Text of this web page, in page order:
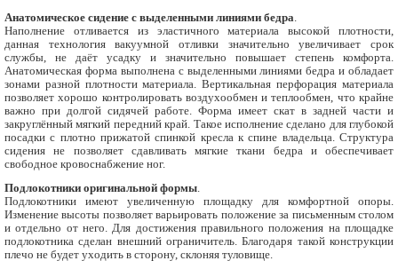
Анатомическое сидение с выделенными линиями бедра
Наполнение отливается из эластичного материала высокой плотности,
данная технология вакуумной отливки значительно увеличивает срок
службы, не даёт усадку и значительно повышает степень комфорта.
Анатомическая форма выполнена с выделенными линиями бедра и обладает
зонами разной плотности материала. Вертикальная перфорация материала
позволяет хорошо контролировать воздухообмен и теплообмен, что крайне
важно при долгой сидячей работе. Форма имеет скат в задней части и
закруглённый мягкий передний край. Такое исполнение сделано для глубокой
посадки с плотно прижатой спинкой кресла к спине владельца. Структура
сидения не позволяет сдавливать мягкие ткани бедра и обеспечивает
свободное кровоснабжение ног.
Подлокотники оригинальной формы.
Подлокотники имеют увеличенную площадку для комфортной опоры.
Изменение высоты позволяет варьировать положение за письменным столом
и отдельно от него. Для достижения правильного положения на площадке
подлокотника сделан внешний ограничитель. Благодаря такой конструкции
плечо не будет уходить в сторону, склоняя туловище.